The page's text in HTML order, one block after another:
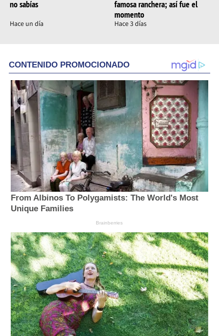
no sabías
Hace un día
famosa ranchera; así fue el
momento
Hace 3 días